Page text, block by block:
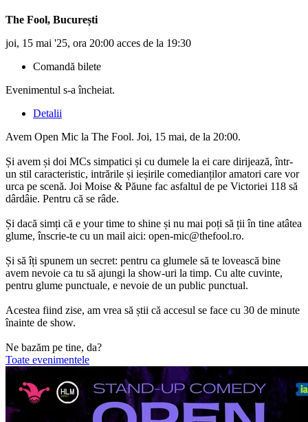
The Fool, București
joi, 15 mai '25, ora 20:00 acces de la 19:30
Comandă bilete
Evenimentul s-a încheiat.
Detalii
Avem Open Mic la The Fool. Joi, 15 mai, de la 20:00.
Și avem și doi MCs simpatici și cu dumele la ei care dirijează, într-
un stil caracteristic, intrările și ieșirile comedianților amatori care vor
urca pe scenă. Joi Moise & Păune fac asfaltul de pe Victoriei 118 să
dârdâie. Pentru că se râde.
Și dacă simți că e your time to shine și nu mai poți să ții în tine atâtea
glume, înscrie-te cu un mail aici: open-mic@thefool.ro.
Și să îți spunem un secret: pentru ca glumele să te lovească bine
avem nevoie ca tu să ajungi la show-uri la timp. Cu alte cuvinte,
pentru glume punctuale, e nevoie de un public punctual.
Acestea fiind zise, am vrea să știi că accesul se face cu 30 de minute
înainte de show.
Ne bazăm pe tine, da?
Toate evenimentele